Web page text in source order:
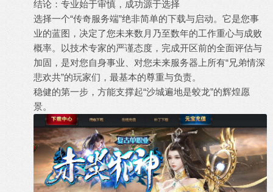
结论：专业始于审慎，成功源于选择
选择一个“传奇服务端”绝非简单的下载与启动。它是您事
业的蓝图，决定了您未来数月乃至数年的工作重心与成败
概率。以技术专家的严谨态度，完成开区前的全面评估与
加固，是对您自身事业、对您未来服务器上所有“兄弟情深
悲欢共”的玩家们，最基本的尊重与负责。
稳健的第一步，方能支撑起“沙城遍地是蛟龙”的辉煌愿
景。